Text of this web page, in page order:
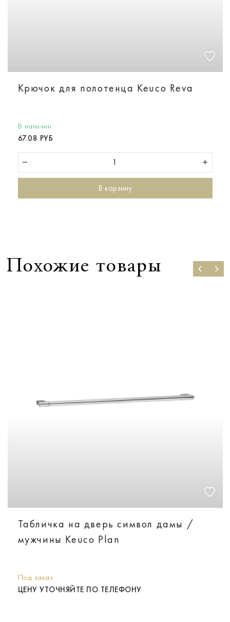
Крючок для полотенца Keuco Reva
В наличии
67.08 РУБ
В корзину
Похожие товары
Табличка на дверь символ дамы /
мужчины Keuco Plan
Под заказ
ЦЕНУ УТОЧНЯЙТЕ ПО ТЕЛЕФОНУ